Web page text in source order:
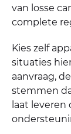
van losse
complete
Kies zelf
situaties
aanvraag,
stemmen
laat